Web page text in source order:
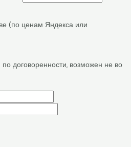
(по ценам Яндекса или
договоренности, возможен не во